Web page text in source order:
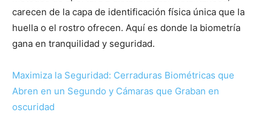
carecen de la capa de identificación física única que la
huella o el rostro ofrecen. Aquí es donde la biometría
gana en tranquilidad y seguridad.
Maximiza la Seguridad: Cerraduras Biométricas que
Abren en un Segundo y Cámaras que Graban en
oscuridad